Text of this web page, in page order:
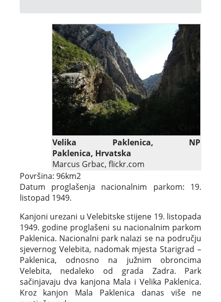
Velika Paklenica, NP
Paklenica, Hrvatska
Marcus Grbac, flickr.com
Površina: 96km2
Datum proglašenja nacionalnim parkom: 19.
listopad 1949.
Kanjoni urezani u Velebitske stijene 19. listopada
1949. godine proglašeni su nacionalnim parkom
Paklenica. Nacionalni park nalazi se na području
sjevernog Velebita, nadomak mjesta Starigrad –
Paklenica, odnosno na južnim obroncima
Velebita, nedaleko od grada Zadra. Park
sačinjavaju dva kanjona Mala i Velika Paklenica.
Kroz kanjon Mala Paklenica danas više ne